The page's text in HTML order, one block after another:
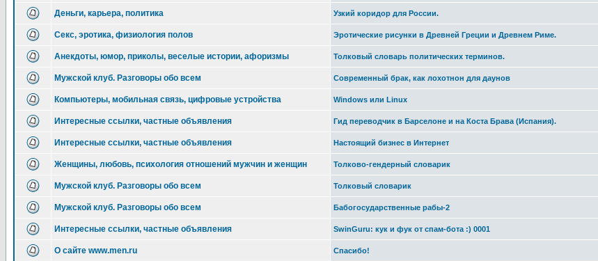
Деньги, карьера, политика Узкий коридор для России.
Секс, эротика, физиология полов Эротические рисунки в Древней Греции и Древнем Риме.
Анекдоты, юмор, приколы, веселые истории, афоризмы Толковый словарь политических терминов.
Мужской клуб. Разговоры обо всем Современный брак, как лохотнон для даунов
Компьютеры, мобильная связь, цифровые устройства Windows или Linux
Интересные ссылки, частные объявления Гид переводчик в Барселоне и на Коста Брава (Испания).
Интересные ссылки, частные объявления Настоящий бизнес в Интернет
Женщины, любовь, психология отношений мужчин и женщин Толково-гендерный словарик
Мужской клуб. Разговоры обо всем Толковый словарик
Мужской клуб. Разговоры обо всем Бабогосударственные рабы-2
Интересные ссылки, частные объявления SwinGuru: кук и фук от спам-бота :) 0001
О сайте www.men.ru Спасибо!